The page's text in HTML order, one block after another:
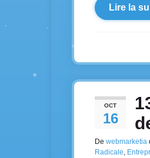
Lire la
OCT
16
De webmarketia
Radicale,